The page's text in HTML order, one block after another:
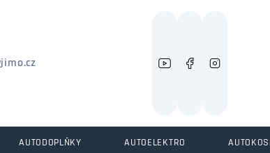
AUTODOPLŇKY AUTOELEKTRO
vám pomoci něco najít?